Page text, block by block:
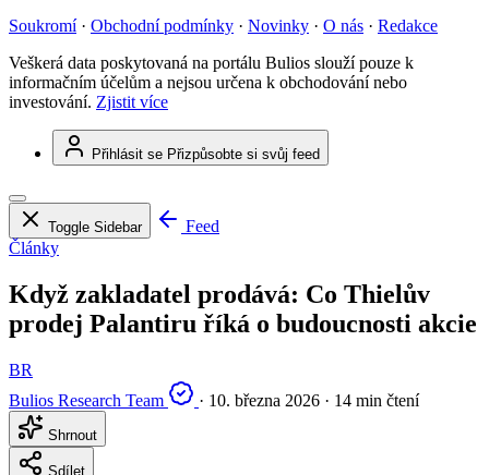
Soukromí · Obchodní podmínky · Novinky · O nás · Redakce
Veškerá data poskytovaná na portálu Bulios slouží pouze k
informačním účelům a nejsou určena k obchodování nebo
investování. Zjistit více
Přihlásit se Přizpůsobte si svůj feed
Toggle Sidebar
Feed
Články
Když zakladatel prodává: Co Thielův
prodej Palantiru říká o budoucnosti akcie
BR
Bulios Research Team
· 10. března 2026 · 14 min čtení
Shrnout
Sdílet